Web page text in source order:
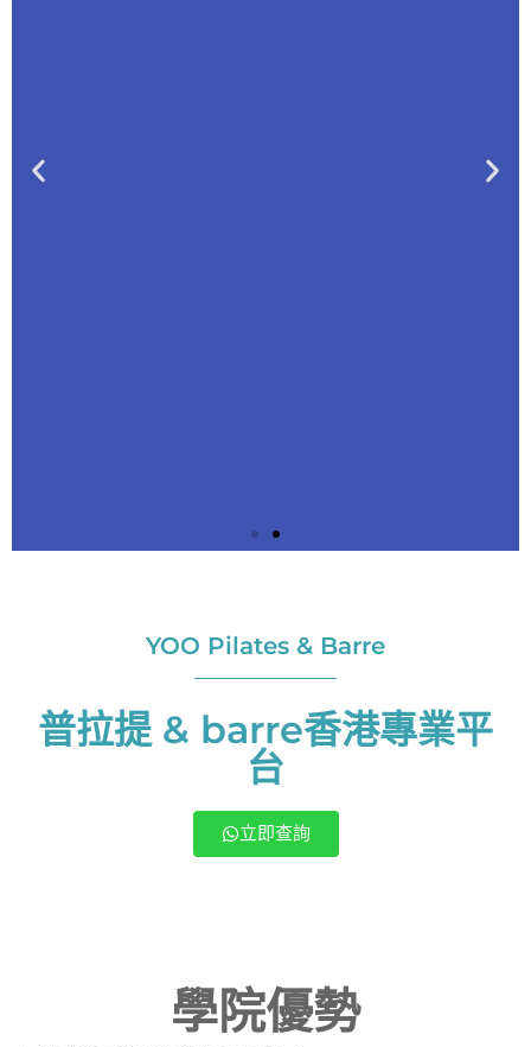
your Dream Body!
YOO = You. Build
your Dream Body!
YOO Pilates & Barre 的所有Pilates、
Barre、伸展，產前後等課程，都是學院
創辦人Tina 以自己所有的經驗及知識編
排，幫助更多受痛症困擾，同時想有優美
線條的人士 亦會舉辦更多導師培訓課程，
培訓出更多精英導師，把【幫到自己的運
your Dream Body!
YOO = You. Build
your Dream Body!
YOO Pilates & Barre 的所有Pilates、
Barre、伸展，產前後等課程，都是學院
創辦人Tina 以自己所有的經驗及知識編
排，幫助更多受痛症困擾，同時想有優美
線條的人士 亦會舉辦更多導師培訓課程，
培訓出更多精英導師，把【幫到自己的運
your Dream Body!
YOO = You. Build
your Dream Body!
YOO Pilates & Barre 的所有Pilates、
Barre、伸展，產前後等課程，都是學院
創辦人Tina 以自己所有的經驗及知識編
排，幫助更多受痛症困擾，同時想有優美
線條的人士 亦會舉辦更多導師培訓課程，
培訓出更多精英導師，把【幫到自己的運
YOO Pilates & Barre
普拉提 & barre香港專業平
台
立即查詢
​學院優勢